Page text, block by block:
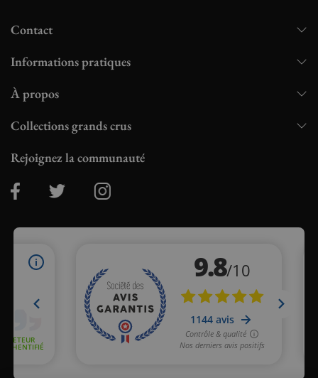
Contact
Informations pratiques
À propos
Collections grands crus
Rejoignez la communauté